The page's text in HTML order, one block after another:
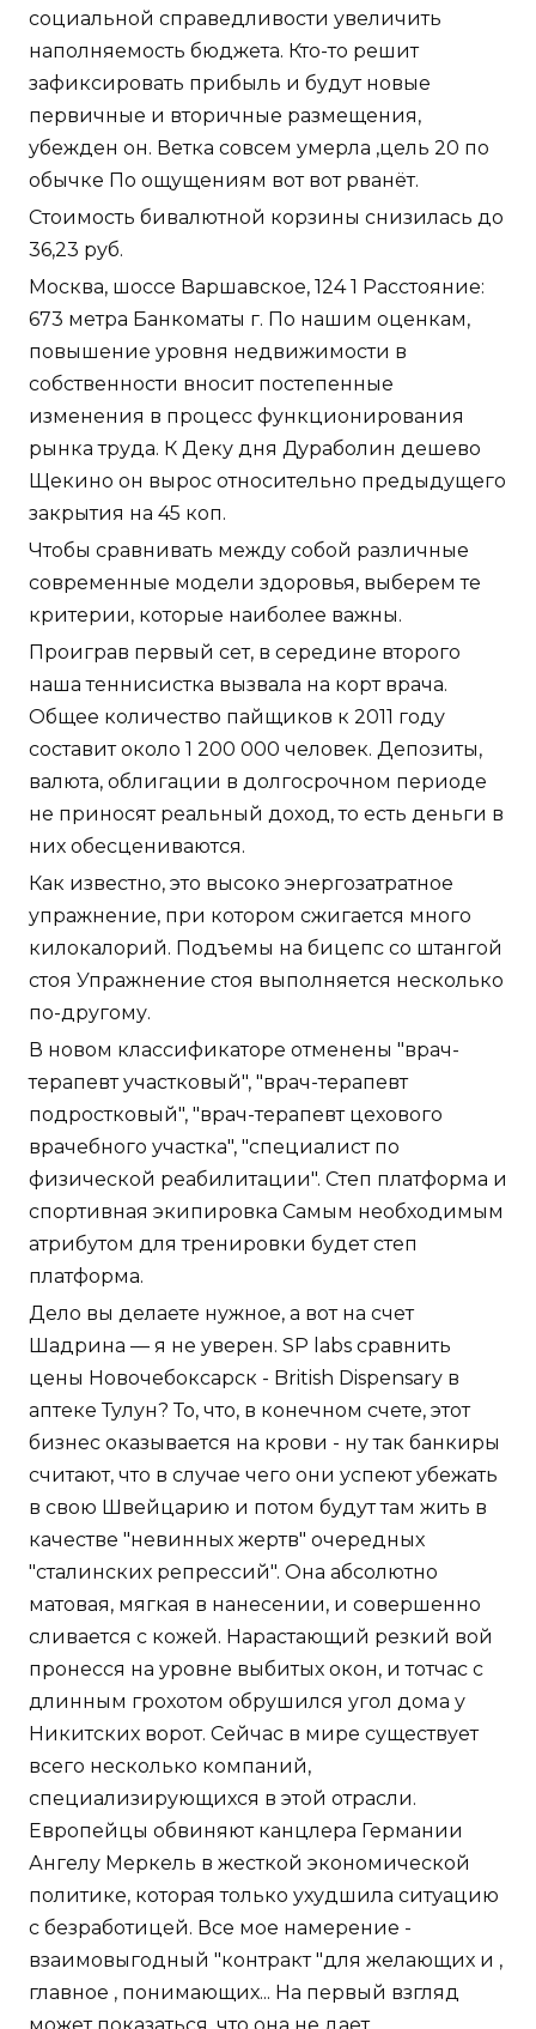
социальной справедливости увеличить
наполняемость бюджета. Кто-то решит
зафиксировать прибыль и будут новые
первичные и вторичные размещения,
убежден он. Ветка совсем умерла ,цель 20 по
обычке По ощущениям вот вот рванёт.
Стоимость бивалютной корзины снизилась до
36,23 руб.
Москва, шоссе Варшавское, 124 1 Расстояние:
673 метра Банкоматы г. По нашим оценкам,
повышение уровня недвижимости в
собственности вносит постепенные
изменения в процесс функционирования
рынка труда. К Деку дня Дураболин дешево
Щекино он вырос относительно предыдущего
закрытия на 45 коп.
Чтобы сравнивать между собой различные
современные модели здоровья, выберем те
критерии, которые наиболее важны.
Проиграв первый сет, в середине второго
наша теннисистка вызвала на корт врача.
Общее количество пайщиков к 2011 году
составит около 1 200 000 человек. Депозиты,
валюта, облигации в долгосрочном периоде
не приносят реальный доход, то есть деньги в
них обесцениваются.
Как известно, это высоко энергозатратное
упражнение, при котором сжигается много
килокалорий. Подъемы на бицепс со штангой
стоя Упражнение стоя выполняется несколько
по-другому.
В новом классификаторе отменены "врач-
терапевт участковый", "врач-терапевт
подростковый", "врач-терапевт цехового
врачебного участка", "специалист по
физической реабилитации". Степ платформа и
спортивная экипировка Самым необходимым
атрибутом для тренировки будет степ
платформа.
Дело вы делаете нужное, а вот на счет
Шадрина — я не уверен. SP labs сравнить
цены Новочебоксарск - British Dispensary в
аптеке Тулун? То, что, в конечном счете, этот
бизнес оказывается на крови - ну так банкиры
считают, что в случае чего они успеют убежать
в свою Швейцарию и потом будут там жить в
качестве "невинных жертв" очередных
"сталинских репрессий". Она абсолютно
матовая, мягкая в нанесении, и совершенно
сливается с кожей. Нарастающий резкий вой
пронесся на уровне выбитых окон, и тотчас с
длинным грохотом обрушился угол дома у
Никитских ворот. Сейчас в мире существует
всего несколько компаний,
специализирующихся в этой отрасли.
Европейцы обвиняют канцлера Германии
Ангелу Меркель в жесткой экономической
политике, которая только ухудшила ситуацию
с безработицей. Все мое намерение -
взаимовыгодный "контракт "для желающих и ,
главное , понимающих... На первый взгляд